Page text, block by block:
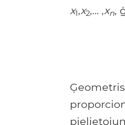
x1,x2,… ,xn,